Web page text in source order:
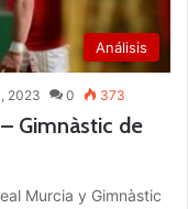
Análisis
2023 0 373
Gimnàstic de
Murcia y Gimnàstic